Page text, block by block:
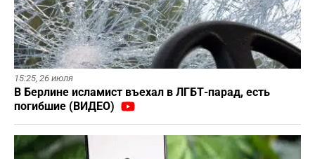
15:25, 26 июля
В Берлине исламист въехал в ЛГБТ-парад, есть
погибшие (ВИДЕО)